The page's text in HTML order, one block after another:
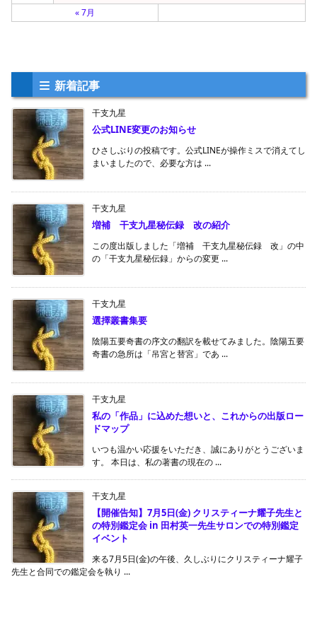
« 7月
新着記事
干支九星
公式LINE変更のお知らせ
ひさしぶりの投稿です。公式LINEが操作ミスで消えてし
まいましたので、必要な方は ...
干支九星
増補 干支九星秘伝録 改の紹介
この度出版しました「増補 干支九星秘伝録 改」の中
の「干支九星秘伝録」からの変更 ...
干支九星
選擇叢書集要
陰陽五要奇書の序文の翻訳を載せてみました。陰陽五要
奇書の急所は「吊宮と替宮」であ ...
干支九星
私の「作品」に込めた想いと、これからの出版ロー
ドマップ
いつも温かい応援をいただき、誠にありがとうございま
す。 本日は、私の著書の現在の ...
干支九星
【開催告知】7月5日(金) クリスティーナ耀子先生と
の特別鑑定会 in 田村英一先生サロンでの特別鑑定
イベント
来る7月5日(金)の午後、久しぶりにクリスティーナ耀子
先生と合同での鑑定会を執り ...